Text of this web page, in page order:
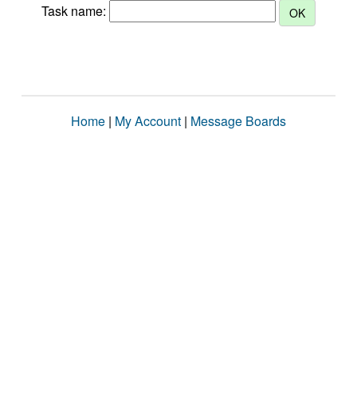
Task name:
Home | My Account | Message Boards